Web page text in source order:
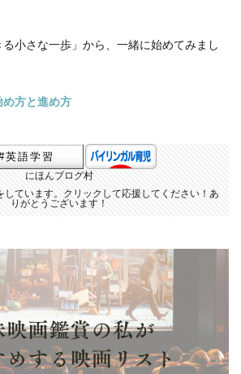
小さな一歩」から、一緒に始めてみまし
方と進め方
にほんブログ村
しています。クリックして応援してください！あ
りがとうございます！